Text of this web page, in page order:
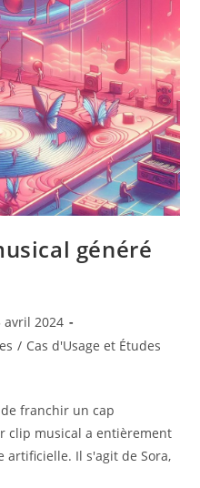
généré
avril 2024
/ Cas d'Usage et Études
franchir un cap
clip musical a entièrement
artificielle. Il s'agit de Sora,